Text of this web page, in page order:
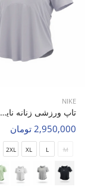
NIKE
تاپ ورزشی زنانه نایک Nike Rivona W
2,950,000 تومان
M
L
XL
2XL